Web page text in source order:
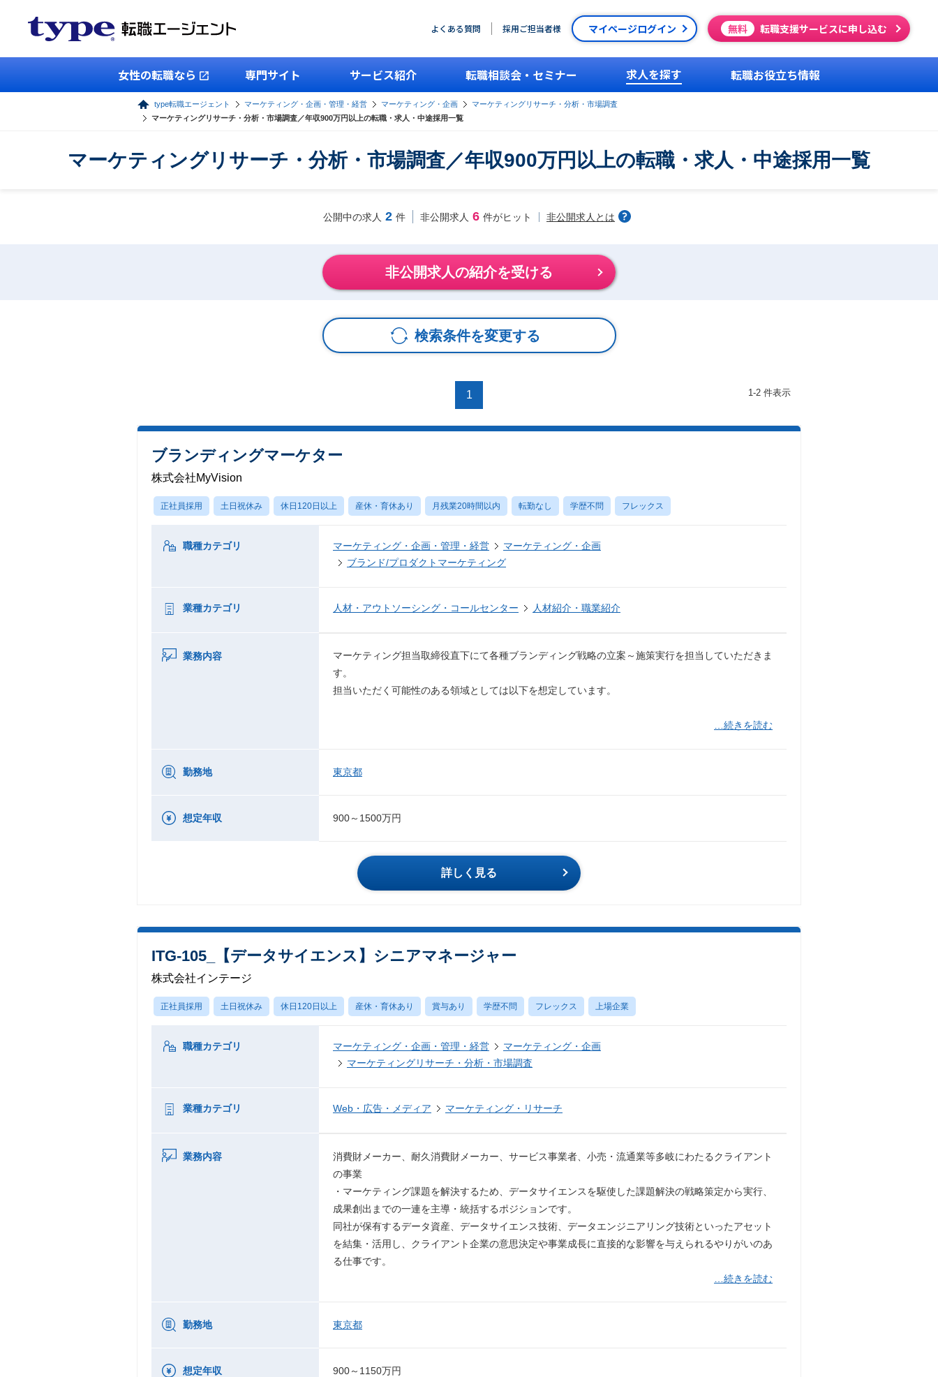
よくある質問 採用ご担当者様 マイページログイン 無料 転職支援サービスに申し込む
女性の転職なら 専門サイト サービス紹介 転職相談会・セミナー 求人を探す 転職お役立ち情報
type転職エージェント マーケティング・企画・管理・経営 マーケティング・企画
マーケティングリサーチ・分析・市場調査
マーケティングリサーチ・分析・市場調査／年収900万円以上の転職・求人・中途採用一覧
マーケティングリサーチ・分析・市場調査／年収900万円以上の転職・求人・中途採用一覧
公開中の求人 2 件 非公開求人 6 件がヒット 非公開求人とは
非公開求人の紹介を受ける
検索条件を変更する
1 1-2 件表示
ブランディングマーケター
株式会社MyVision
正社員採用 土日祝休み 休日120日以上 産休・育休あり 月残業20時間以内 転勤なし 学歴不問 フレックス
職種カテゴリ マーケティング・企画・管理・経営
マーケティング・企画
ブランド/プロダクトマーケティング
業種カテゴリ 人材・アウトソーシング・コールセンター 人材紹介・職業紹介
業務内容
マーケティング担当取締役直下にて各種ブランディング戦略の立案～施策実行を担当していただきま
す。
担当いただく可能性のある領域としては以下を想定しています。
…続きを読む
勤務地 東京都
想定年収 900～1500万円
詳しく見る
ITG-105_【データサイエンス】シニアマネージャー
株式会社インテージ
正社員採用 土日祝休み 休日120日以上 産休・育休あり 賞与あり 学歴不問 フレックス 上場企業
職種カテゴリ マーケティング・企画・管理・経営
マーケティング・企画
マーケティングリサーチ・分析・市場調査
業種カテゴリ Web・広告・メディア マーケティング・リサーチ
業務内容
消費財メーカー、耐久消費財メーカー、サービス事業者、小売・流通業等多岐にわたるクライアント
の事業
・マーケティング課題を解決するため、データサイエンスを駆使した課題解決の戦略策定から実行、
成果創出までの一連を主導・統括するポジションです。
同社が保有するデータ資産、データサイエンス技術、データエンジニアリング技術といったアセット
を結集・活用し、クライアント企業の意思決定や事業成長に直接的な影響を与えられるやりがいのあ
る仕事です。
…続きを読む
勤務地 東京都
想定年収 900～1150万円